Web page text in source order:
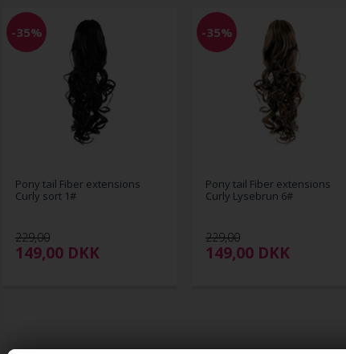
-35%
Pony tail Fiber extensions
Curly sort 1#
229,00
149,00 DKK
-35%
Pony tail Fiber extensions
Curly Lysebrun 6#
229,00
149,00 DKK